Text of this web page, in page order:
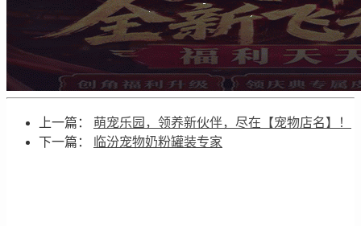
上一篇： 萌宠乐园，领养新伙伴，尽在【宠物店名】！
下一篇： 临汾宠物奶粉罐装专家